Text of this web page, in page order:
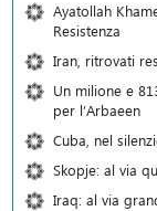
Ayatollah
Resistenza
Iran, ritrovati
Un milione e
per l’Arbaeen
Cuba, nel
Skopje: al via
Iraq: al via